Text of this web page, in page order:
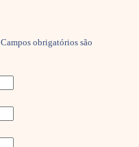
Campos obrigatórios são